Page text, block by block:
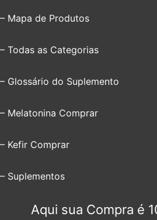
– Mapa de Produtos
– Todas as Categorias
– Glossário do Suplemento
– Melatonina Comprar
– Kefir Comprar
– Suplementos
Aqui sua Compra é